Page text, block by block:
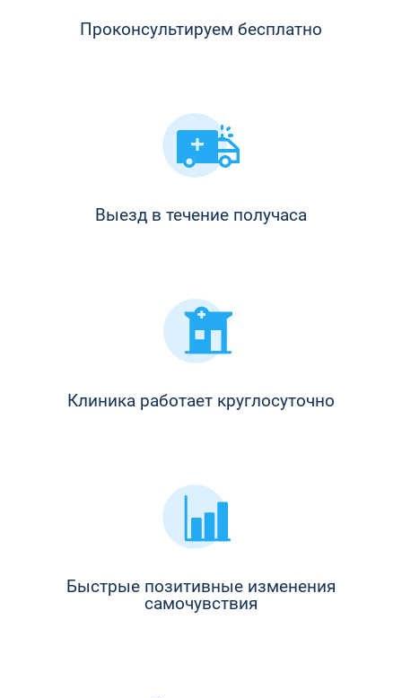
Проконсультируем бесплатно
Выезд в течение получаса
Клиника работает круглосуточно
Быстрые позитивные изменения
самочувствия